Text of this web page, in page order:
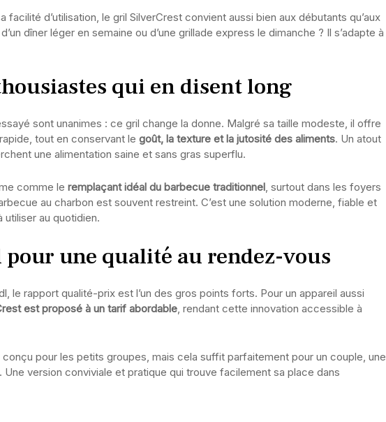
facilité d’utilisation, le gril SilverCrest convient aussi bien aux débutants qu’aux
dîner léger en semaine ou d’une grillade express le dimanche ? Il s’adapte à
qui en disent long
sont unanimes : ce gril change la donne. Malgré sa taille modeste, il offre
tout en conservant le goût, la texture et la jutosité des aliments. Un atout
une alimentation saine et sans gras superflu.
comme le remplaçant idéal du barbecue traditionnel, surtout dans les foyers
au charbon est souvent restreint. C’est une solution moderne, fiable et
utiliser au quotidien.
une qualité au rendez-vous
le rapport qualité-prix est l’un des gros points forts. Pour un appareil aussi
est proposé à un tarif abordable, rendant cette innovation accessible à
conçu pour les petits groupes, mais cela suffit parfaitement pour un couple, une
Une version conviviale et pratique qui trouve facilement sa place dans